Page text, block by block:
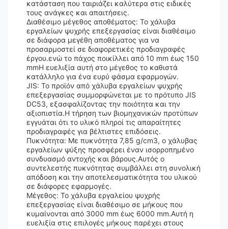
κατάσταση που ταιριάζει καλύτερα στις ειδικές
τους ανάγκες και απαιτήσεις.
Διαθέσιμο μέγεθος αποθέματος: Το χάλυβα
εργαλείων ψυχρής επεξεργασίας είναι διαθέσιμο
σε διάφορα μεγέθη αποθέματος για να
προσαρμοστεί σε διαφορετικές προδιαγραφές
έργου.ενώ το πάχος ποικίλλει από 10 mm έως 150
mmΗ ευελιξία αυτή στο μέγεθος το καθιστά
κατάλληλο για ένα ευρύ φάσμα εφαρμογών.
JIS: Το προϊόν από χάλυβα εργαλείων ψυχρής
επεξεργασίας συμμορφώνεται με το πρότυπο JIS
DC53, εξασφαλίζοντας την ποιότητα και την
αξιοπιστία.Η τήρηση των βιομηχανικών προτύπων
εγγυάται ότι το υλικό πληροί τις απαραίτητες
προδιαγραφές για βέλτιστες επιδόσεις.
Πυκνότητα: Με πυκνότητα 7,85 g/cm3, ο χάλυβας
εργαλείων ψύξης προσφέρει έναν ισορροπημένο
συνδυασμό αντοχής και βάρους.Αυτός ο
συντελεστής πυκνότητας συμβάλλει στη συνολική
απόδοση και την αποτελεσματικότητα του υλικού
σε διάφορες εφαρμογές.
Μέγεθος: Το χάλυβα εργαλείου ψυχρής
επεξεργασίας είναι διαθέσιμο σε μήκους που
κυμαίνονται από 3000 mm έως 6000 mm.Αυτή η
ευελιξία στις επιλογές μήκους παρέχει στους